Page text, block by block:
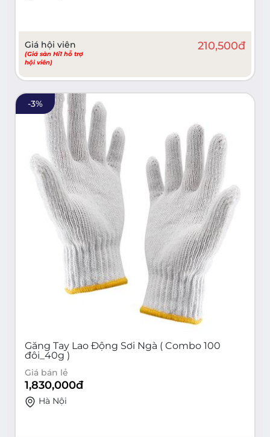
Giá hội viên
(Giá sàn Hi1 hỗ trợ
hội viên)
210,500đ
-3%
Găng Tay Lao Động Sơi Ngà ( Combo 100
đôi_40g )
Giá bán lẻ
1,830,000đ
Hà Nội